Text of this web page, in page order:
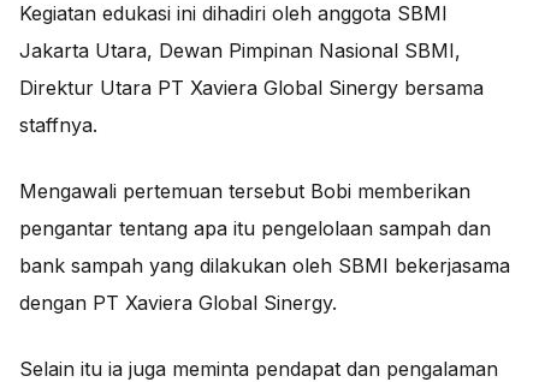
Kegiatan edukasi ini dihadiri oleh anggota SBMI
Jakarta Utara, Dewan Pimpinan Nasional SBMI,
Direktur Utara PT Xaviera Global Sinergy bersama
staffnya.
Mengawali pertemuan tersebut Bobi memberikan
pengantar tentang apa itu pengelolaan sampah dan
bank sampah yang dilakukan oleh SBMI bekerjasama
dengan PT Xaviera Global Sinergy.
Selain itu ia juga meminta pendapat dan pengalaman